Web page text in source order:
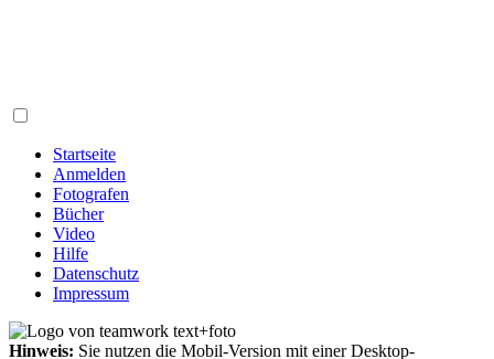
Startseite
Anmelden
Fotografen
Bücher
Video
Hilfe
Datenschutz
Impressum
Hinweis: Sie nutzen die Mobil-Version mit einer Desktop-